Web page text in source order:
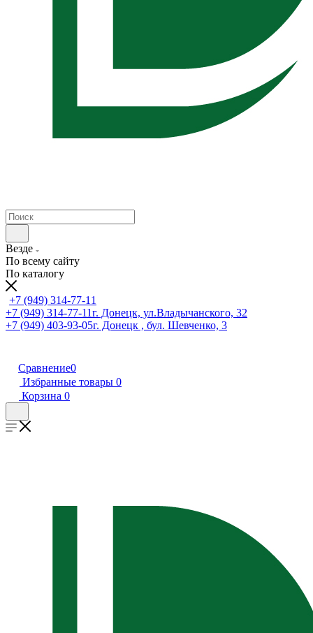
Везде
По всему сайту
По каталогу
+7 (949) 314-77-11
+7 (949) 314-77-11г. Донецк, ул.Владычанского, 32
+7 (949) 403-93-05г. Донецк , бул. Шевченко, 3
Сравнение0
Избранные товары 0
Корзина 0